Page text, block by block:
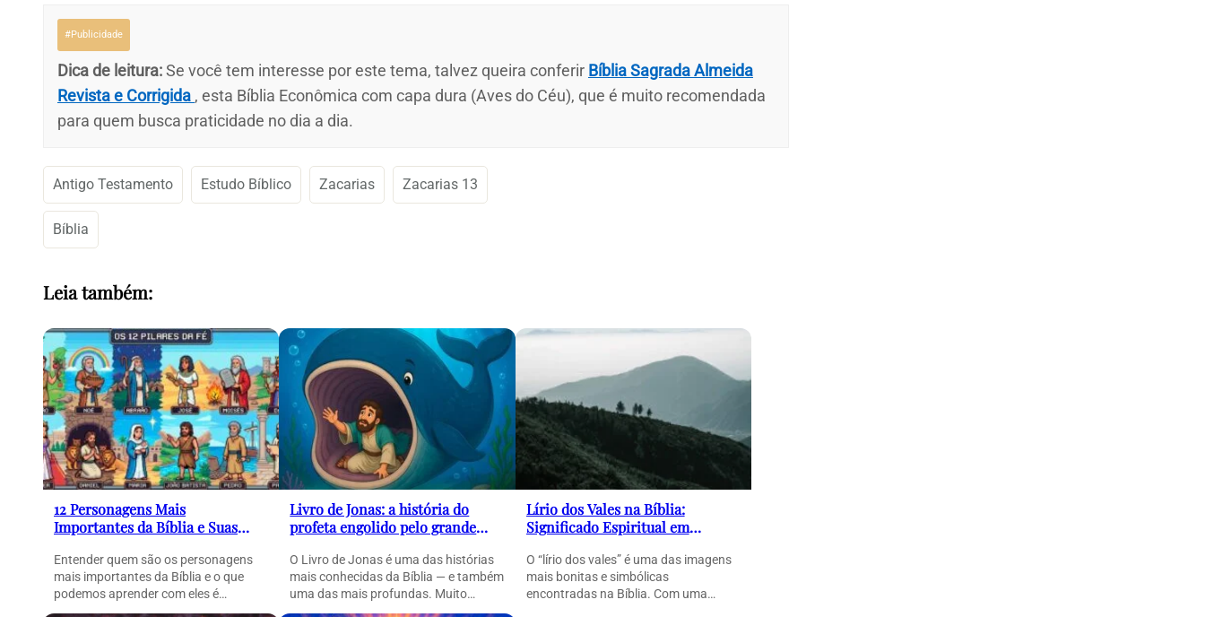
#Publicidade
Dica de leitura:Se você tem interesse por este tema, talvez queira conferir Bíblia Sagrada Almeida
Revista e Corrigida , esta Bíblia Econômica com capa dura (Aves do Céu), que é muito recomendada
para quem busca praticidade no dia a dia.
Antigo Testamento Estudo Bíblico Zacarias Zacarias 13
Bíblia
Leia também:
12 Personagens Mais
Importantes da Bíblia e Suas
Entender quem são os personagens
mais importantes da Bíblia e o que
podemos aprender com eles é
essencial para compreender…
Livro de Jonas: a história do
profeta engolido pelo grande
O Livro de Jonas é uma das histórias
mais conhecidas da Bíblia — e também
uma das mais profundas. Muito…
Lírio dos Vales na Bíblia:
Significado Espiritual em
O “lírio dos vales” é uma das imagens
mais bonitas e simbólicas
encontradas na Bíblia. Com uma